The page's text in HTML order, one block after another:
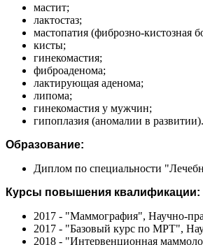
мастит;
лактостаз;
мастопатия (фиброзно-кистозная
кисты;
гинекомастия;
фиброаденома;
лактирующая аденома;
липома;
гинекомастия у мужчин;
гипоплазия (аномалии в развитии).
Образование:
Диплом по специальности
Курсы повышения квалификации:
2017 - "Маммография", Научно-
2017 - "Базовый курс по МРТ",
2018 - "Интервенционная